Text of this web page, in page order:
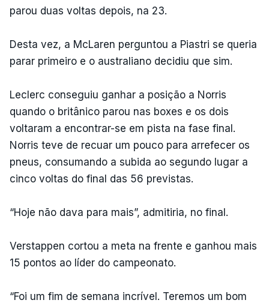
parou duas voltas depois, na 23.
Desta vez, a McLaren perguntou a Piastri se queria
parar primeiro e o australiano decidiu que sim.
Leclerc conseguiu ganhar a posição a Norris
quando o britânico parou nas boxes e os dois
voltaram a encontrar-se em pista na fase final.
Norris teve de recuar um pouco para arrefecer os
pneus, consumando a subida ao segundo lugar a
cinco voltas do final das 56 previstas.
“Hoje não dava para mais”, admitiria, no final.
Verstappen cortou a meta na frente e ganhou mais
15 pontos ao líder do campeonato.
“Foi um fim de semana incrível. Teremos um bom